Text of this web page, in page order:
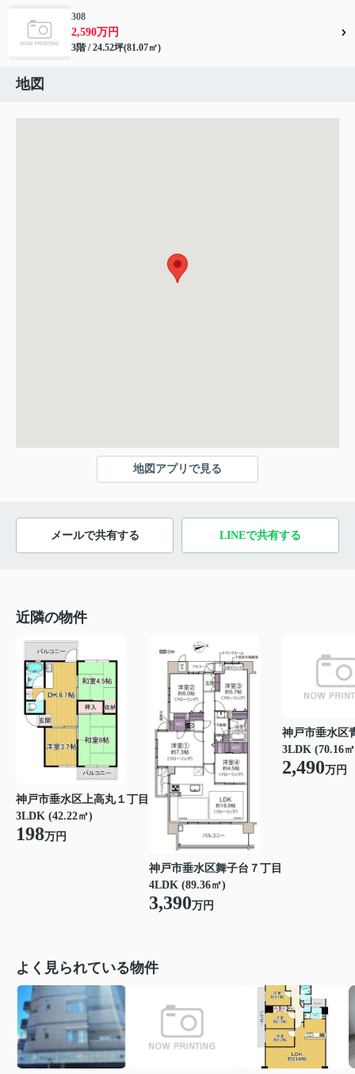
308
2,590万円
3階 / 24.52坪(81.07㎡)
地図
地図アプリで見る
メールで共有する LINEで共有する
近隣の物件
神戸市垂水区上高丸１丁目
3LDK (42.22㎡)
198万円
神戸市垂水区舞子台７丁目
4LDK (89.36㎡)
3,390万円
神戸市垂水区
3LDK (70.16
2,490万円
よく見られている物件